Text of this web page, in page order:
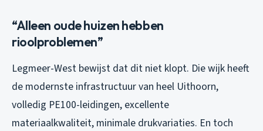
“Alleen oude huizen hebben
rioolproblemen”
Legmeer-West bewijst dat dit niet klopt. Die wijk heeft
de modernste infrastructuur van heel Uithoorn,
volledig PE100-leidingen, excellente
materiaalkwaliteit, minimale drukvariaties. En toch